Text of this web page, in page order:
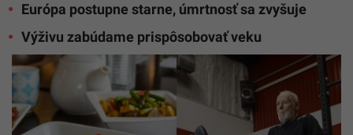
Európa postupne starne, úmrtnosť sa zvyšuje
Výživu zabúdame prispôsobovať veku